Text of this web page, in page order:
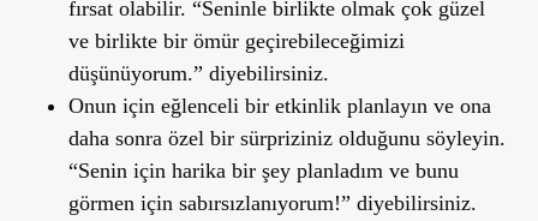
fırsat olabilir. “Seninle birlikte olmak çok güzel
ve birlikte bir ömür geçirebileceğimizi
düşünüyorum.” diyebilirsiniz.
Onun için eğlenceli bir etkinlik planlayın ve ona
daha sonra özel bir sürpriziniz olduğunu söyleyin.
“Senin için harika bir şey planladım ve bunu
görmen için sabırsızlanıyorum!” diyebilirsiniz.